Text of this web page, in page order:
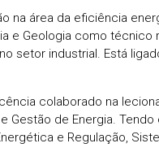
na área da eficiência
e Geologia como
setor industrial. Está
colaborado na
Gestão de Energia.
e Regulação,